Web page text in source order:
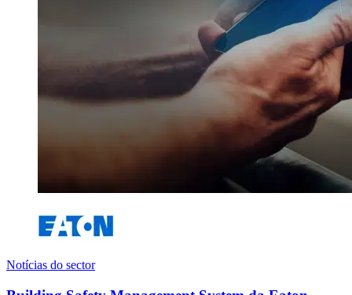
Notícias do sector